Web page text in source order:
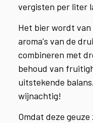
vergisten per liter
Het bier wordt
aroma's van de
combineren met
behoud van
uitstekende
wijnachtig!
Omdat deze